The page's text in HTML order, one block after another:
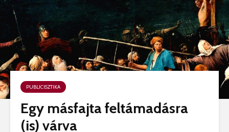
PUBLICISZTIKA
Egy másfajta feltámadásra
(is) várva